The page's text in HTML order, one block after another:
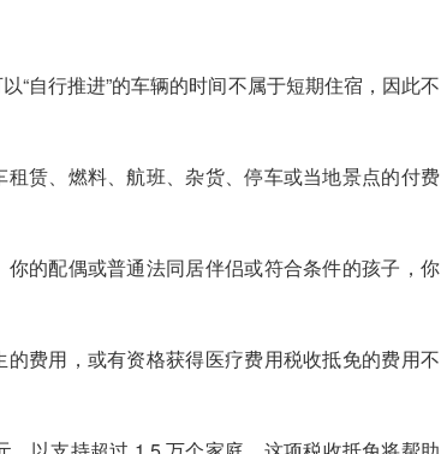
“自行推进”的车辆的时间不属于短期住宿，因此不
赁、燃料、航班、杂货、停车或当地景点的付费
的配偶或普通法同居伴侣或符合条件的孩子，你
费用，或有资格获得医疗费用税收抵免的费用不